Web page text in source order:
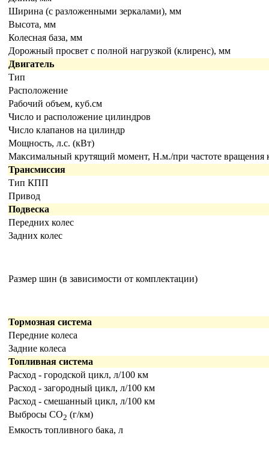
Ширина (с разложенными зеркалами), мм
Высота, мм
Колесная база, мм
Дорожный просвет с полной нагрузкой (клиренс), мм
Двигатель
Тип
Расположение
Рабочий объем, куб.см
Число и расположение цилиндров
Число клапанов на цилиндр
Мощность, л.с. (кВт)
Максимальный крутящий момент, Н.м./при частоте вращения
Трансмиссия
Тип КПП
Привод
Подвеска
Передних колес
Задних колес
Размер шин (в зависимости от комплектации)
Тормозная система
Передние колеса
Задние колеса
Топливная система
Расход - городской цикл, л/100 км
Расход - загородный цикл, л/100 км
Расход - смешанный цикл, л/100 км
Выбросы CO2 (г/км)
Емкость топливного бака, л